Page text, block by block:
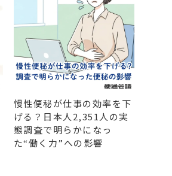
慢性便秘が仕事の効率を下
げる？日本人2,351人の実
態調査で明らかになっ
た“働く力”への影響